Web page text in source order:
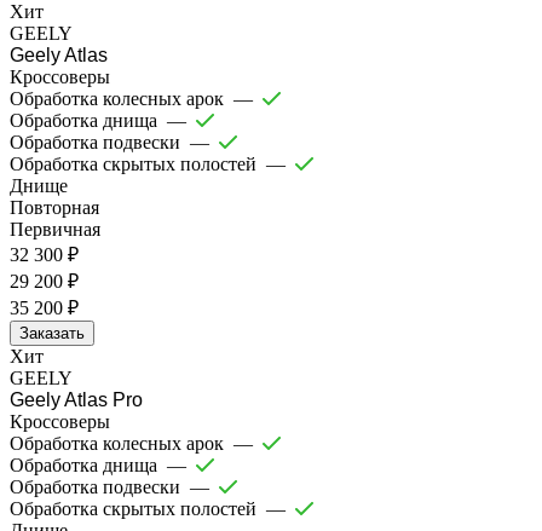
Хит
GEELY
Geely Atlas
Кроссоверы
Обработка колесных арок —
Обработка днища —
Обработка подвески —
Обработка скрытых полостей —
Днище
Повторная
Первичная
32 300 ₽
29 200 ₽
35 200 ₽
Заказать
Хит
GEELY
Geely Atlas Pro
Кроссоверы
Обработка колесных арок —
Обработка днища —
Обработка подвески —
Обработка скрытых полостей —